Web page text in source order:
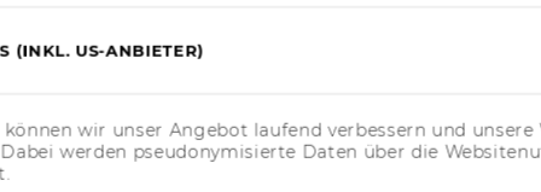
von sta­tio­nä­ren Pfle­ge­ein­rich­
und Dar­stel­lung der Tarif-​ und
Pfle­ge­ein­rich­tun­gen in Wien“ kom­
Ein­satz, und zwar kon­kret bei der Er­
(INKL. US-ANBIETER)
wir unser Angebot laufend verbessern und unsere
werden pseudonymisierte Daten über die